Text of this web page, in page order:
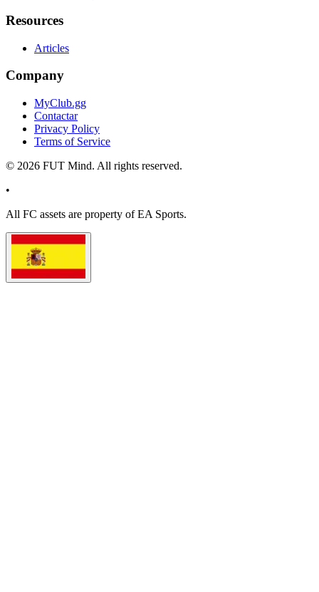
Resources
Articles
Company
MyClub.gg
Contactar
Privacy Policy
Terms of Service
© 2026 FUT Mind. All rights reserved.
•
All FC assets are property of EA Sports.